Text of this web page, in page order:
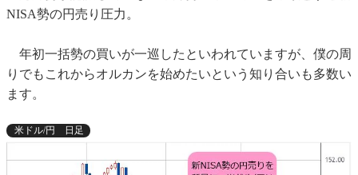
NISA勢の円売り圧力。
年初一括勢の買いが一巡したといわれていますが、僕の周
りでもこれからオルカンを始めたいという知り合いも多数い
ます。
米ドル/円 日足